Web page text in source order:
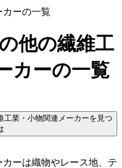
カーの一覧
他の繊維工
カーの一覧
工業・小物関連メーカーを見つ
ーは織物やレース地、テ